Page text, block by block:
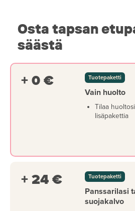
Osta tapsan
säästä
+ 0 € Tuotepaketti
Vain huolto
Tilaa
lisäpakettia
+ 24 € Tuotepaketti
Panssarilasi
suojakalvo